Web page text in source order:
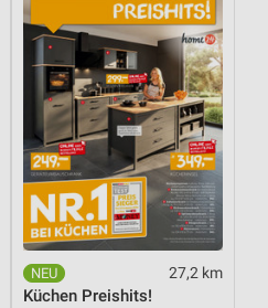
27,2 km
Küchen Preishits!